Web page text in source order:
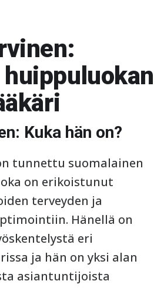
huippuluokan
Kuka hän on?
tunnettu suomalainen
on erikoistunut
terveyden ja
Hänellä on
eri
ja hän on yksi alan
asiantuntijoista